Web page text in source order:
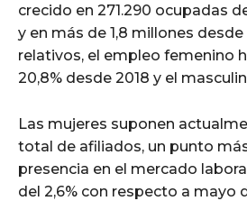
crecido en 271.290 ocupadas
y en más de 1,8 millones
relativos, el empleo femenino
20,8% desde 2018 y el
Las mujeres suponen
total de afiliados, un punto más
presencia en el mercado
del 2,6% con respecto a mayo